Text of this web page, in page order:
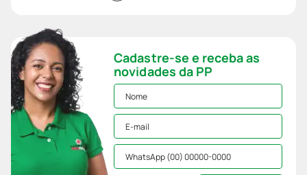
Cadastre-se e receba as
novidades da PP